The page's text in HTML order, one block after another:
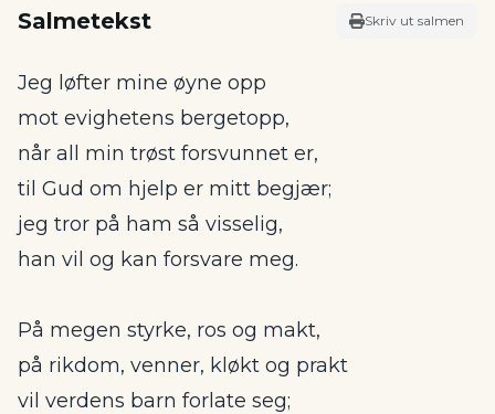
Salmetekst Skriv ut salmen
Jeg løfter mine øyne opp
mot evighetens bergetopp,
når all min trøst forsvunnet er,
til Gud om hjelp er mitt begjær;
jeg tror på ham så visselig,
han vil og kan forsvare meg.
På megen styrke, ros og makt,
på rikdom, venner, kløkt og prakt
vil verdens barn forlate seg;